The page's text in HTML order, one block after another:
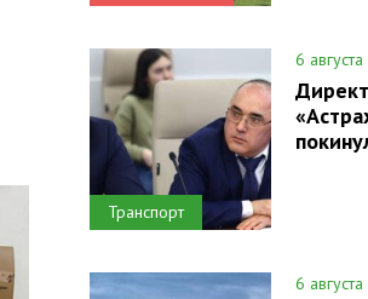
Транспорт
6
6